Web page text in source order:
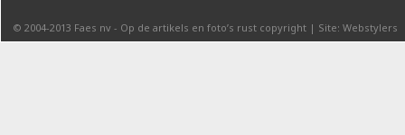
© 2004-2013 Faes nv - Op de artikels en foto’s rust copyright | Site: Webstylers